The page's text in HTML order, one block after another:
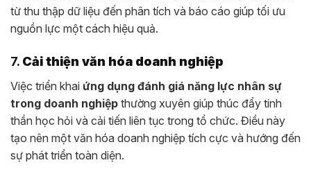
từ thu thập dữ liệu đến phân tích và báo cáo giúp tối ưu
nguồn lực một cách hiệu quả.
7. Cải thiện văn hóa doanh nghiệp
Việc triển khai ứng dụng đánh giá năng lực nhân sự
trong doanh nghiệp thường xuyên giúp thúc đẩy tinh
thần học hỏi và cải tiến liên tục trong tổ chức. Điều này
tạo nên một văn hóa doanh nghiệp tích cực và hướng đến
sự phát triển toàn diện.